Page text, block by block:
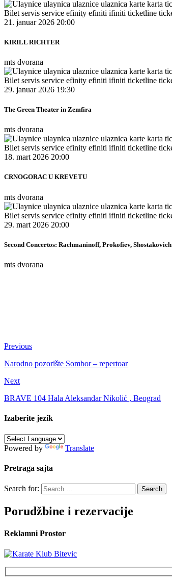
21. januar 2026 20:00
KIRILL RICHTER
mts dvorana
29. januar 2026 19:30
The Green Theater in Zemfira
mts dvorana
18. mart 2026 20:00
CRNOGORAC U KREVETU
mts dvorana
29. mart 2026 20:00
Second Concertos: Rachmaninoff, Prokofiev, Shostakovich
mts dvorana
Previous
Narodno pozorište Sombor – repertoar
Next
BRAVE 104 Hala Aleksandar Nikolić , Beograd
Izaberite jezik
Powered by Translate
Pretraga sajta
Search for:
Porudžbine i rezervacije
Reklamni Prostor